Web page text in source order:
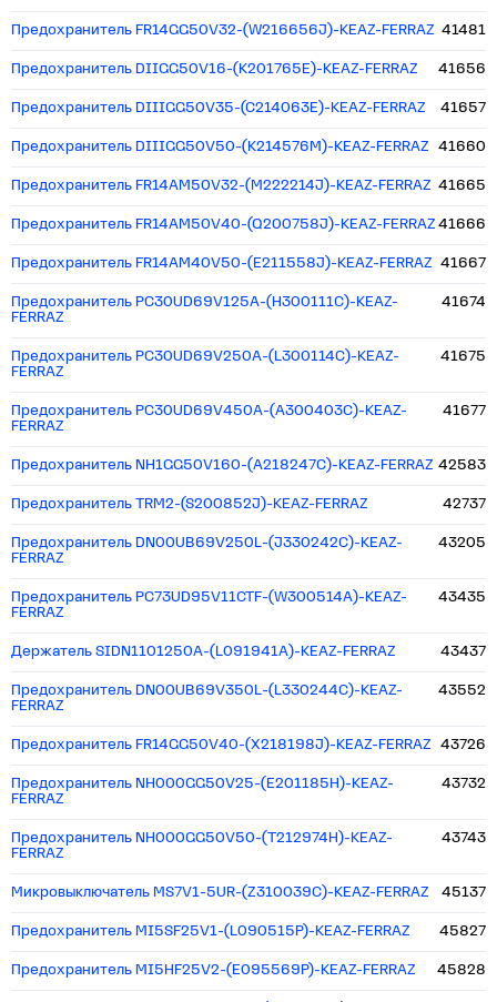
Предохранитель FR14GG50V32-(W216656J)-KEAZ-FERRAZ 41481
Предохранитель DIIGG50V16-(K201765E)-KEAZ-FERRAZ 41656
Предохранитель DIIIGG50V35-(C214063E)-KEAZ-FERRAZ 41657
Предохранитель DIIIGG50V50-(K214576M)-KEAZ-FERRAZ 41660
Предохранитель FR14AM50V32-(M222214J)-KEAZ-FERRAZ 41665
Предохранитель FR14AM50V40-(Q200758J)-KEAZ-FERRAZ 41666
Предохранитель FR14AM40V50-(E211558J)-KEAZ-FERRAZ 41667
Предохранитель PC30UD69V125A-(H300111C)-KEAZ-
FERRAZ
41674
Предохранитель PC30UD69V250A-(L300114C)-KEAZ-
FERRAZ
41675
Предохранитель PC30UD69V450A-(A300403C)-KEAZ-
FERRAZ
41677
Предохранитель NH1GG50V160-(A218247C)-KEAZ-FERRAZ 42583
Предохранитель TRM2-(S200852J)-KEAZ-FERRAZ 42737
Предохранитель DN00UB69V250L-(J330242C)-KEAZ-
FERRAZ
43205
Предохранитель PC73UD95V11CTF-(W300514A)-KEAZ-
FERRAZ
43435
Держатель SIDN1101250A-(L091941A)-KEAZ-FERRAZ 43437
Предохранитель DN00UB69V350L-(L330244C)-KEAZ-
FERRAZ
43552
Предохранитель FR14GG50V40-(X218198J)-KEAZ-FERRAZ 43726
Предохранитель NH000GG50V25-(E201185H)-KEAZ-
FERRAZ
43732
Предохранитель NH000GG50V50-(T212974H)-KEAZ-
FERRAZ
43743
Микровыключатель MS7V1-5UR-(Z310039C)-KEAZ-FERRAZ 45137
Предохранитель MI5SF25V1-(L090515P)-KEAZ-FERRAZ 45827
Предохранитель MI5HF25V2-(E095569P)-KEAZ-FERRAZ 45828